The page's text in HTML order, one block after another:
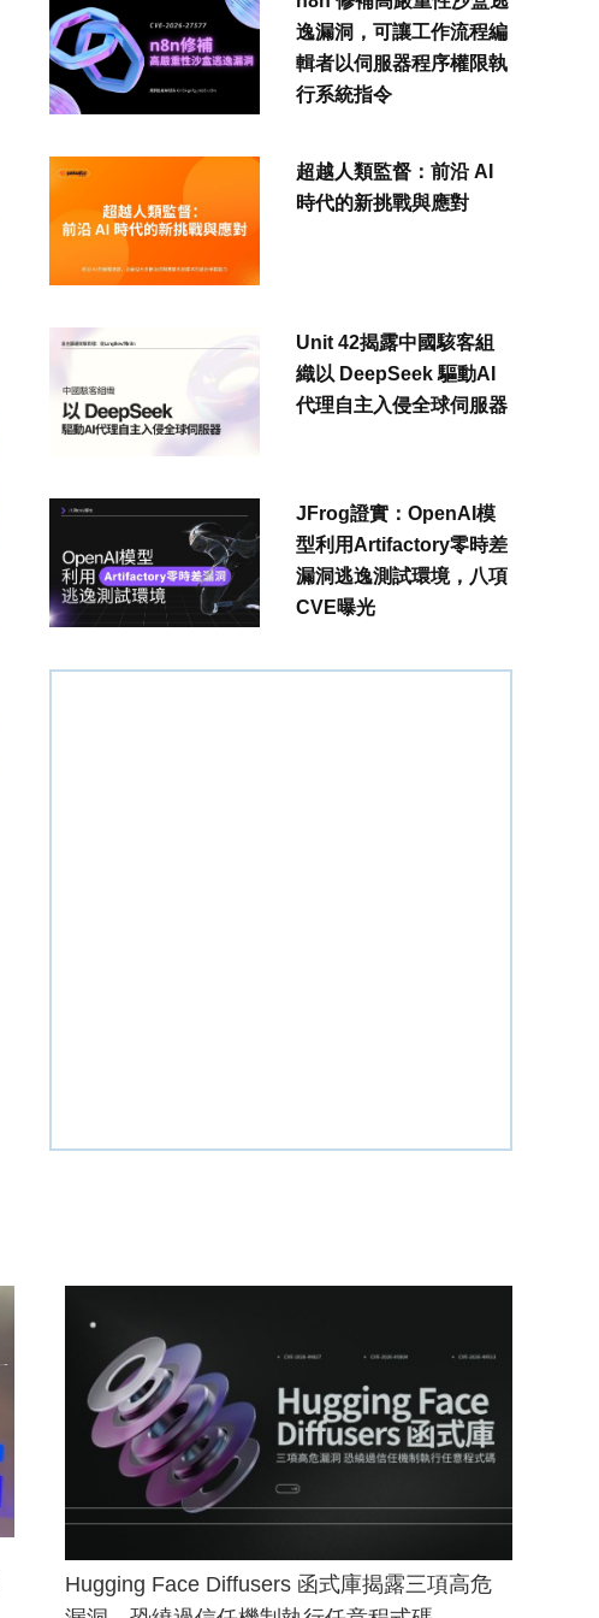
逸漏洞，可讓工作流程編
輯者以伺服器程序權限執
行系統指令
超越人類監督：前沿 AI
時代的新挑戰與應對
Unit 42揭露中國駭客組
織以 DeepSeek 驅動AI
代理自主入侵全球伺服器
JFrog證實：OpenAI模
型利用Artifactory零時差
漏洞逃逸測試環境，八項
CVE曝光
Hugging Face Diffusers 函式庫揭露三項高危